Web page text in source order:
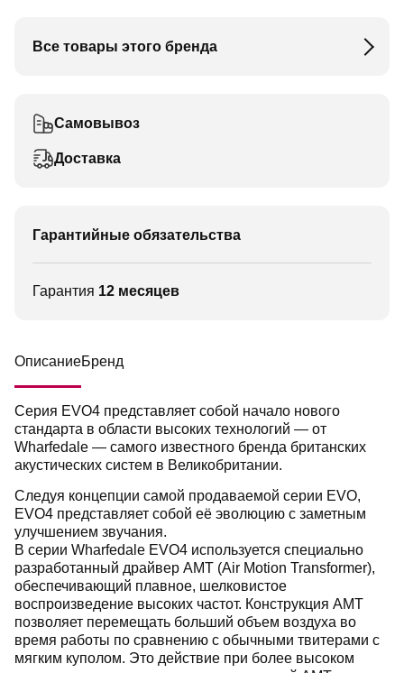
Все товары этого бренда
Самовывоз
Доставка
Гарантийные обязательства
Гарантия 12 месяцев
ОписаниеБренд
Серия EVO4 представляет собой начало нового
стандарта в области высоких технологий — от
Wharfedale — самого известного бренда британских
акустических систем в Великобритании.
Следуя концепции самой продаваемой серии EVO,
EVO4 представляет собой её эволюцию с заметным
улучшением звучания.
В серии Wharfedale EVO4 используется специально
разработанный драйвер AMT (Air Motion Transformer),
обеспечивающий плавное, шелковистое
воспроизведение высоких частот. Конструкция AMT
позволяет перемещать больший объем воздуха во
время работы по сравнению с обычными твитерами с
мягким куполом. Это действие при более высоком